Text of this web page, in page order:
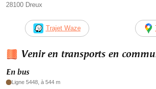
28100 Dreux
Trajet Waze
Venir en transports en
En bus
Ligne 5448, à 544 m